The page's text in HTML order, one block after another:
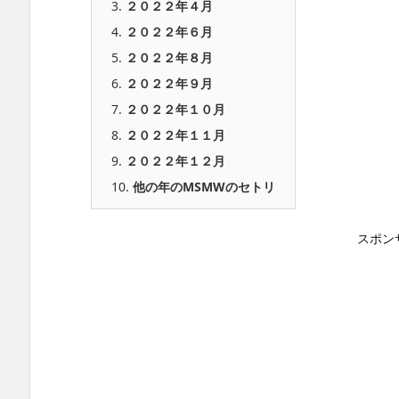
3. ２０２２年４月
4. ２０２２年６月
5. ２０２２年８月
6. ２０２２年９月
7. ２０２２年１０月
8. ２０２２年１１月
9. ２０２２年１２月
10. 他の年のMSMWのセトリ
スポン